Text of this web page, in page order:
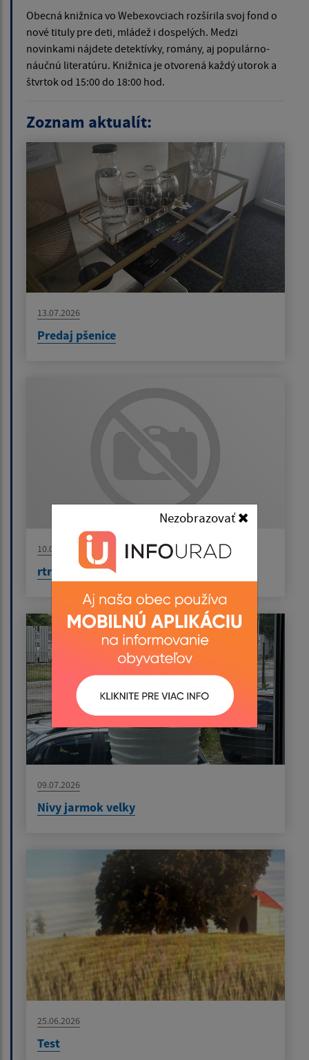
Nezobrazovať
Obecná knižnica vo Webexovciach rozšírila svoj fond o
nové tituly pre deti, mládež i dospelých. Medzi
novinkami nájdete detektívky, romány, aj populárno-
náučnú literatúru. Knižnica je otvorená každý utorok a
štvrtok od 15:00 do 18:00 hod.
Zoznam aktualít:
13.07.2026
Predaj pšenice
10.07.2026
rtrrr
09.07.2026
Nivy jarmok velky
25.06.2026
Test